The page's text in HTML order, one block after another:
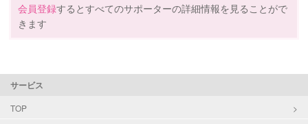
会員登録するとすべてのサポーターの詳細情報を見ることがで
きます
サービス
TOP